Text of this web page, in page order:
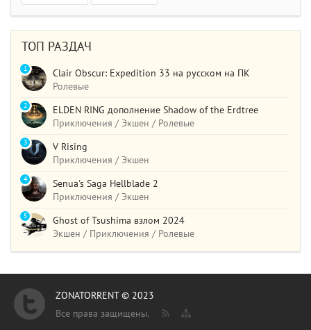
ТОП РАЗДАЧ
Clair Obscur: Expedition 33 на русском на ПК
Ролевые
1
ELDEN RING дополнение Shadow of the Erdtree
Приключения / Экшен / Ролевые
2
V Rising
Приключения / Экшен
3
Senua's Saga Hellblade 2
Приключения / Экшен
4
Ghost of Tsushima взлом 2024
Экшен / Приключения / Ролевые
5
ZONATORRENT © 2023
Все права защищены.